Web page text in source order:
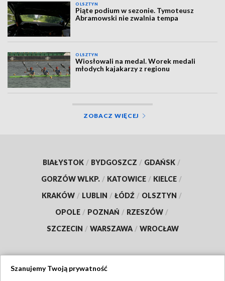
OLSZTYN
Piąte podium w sezonie. Tymoteusz
Abramowski nie zwalnia tempa
OLSZTYN
Wiosłowali na medal. Worek medali
młodych kajakarzy z regionu
ZOBACZ WIĘCEJ
BIAŁYSTOK / BYDGOSZCZ / GDAŃSK /
GORZÓW WLKP. / KATOWICE / KIELCE /
KRAKÓW / LUBLIN / ŁÓDŹ / OLSZTYN /
OPOLE / POZNAŃ / RZESZÓW /
SZCZECIN / WARSZAWA / WROCŁAW
Szanujemy Twoją prywatność